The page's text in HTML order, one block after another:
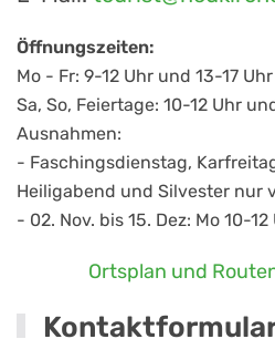
Öffnungszeiten:
Mo - Fr: 9-12 Uhr und 13-17 Uhr
Sa, So, Feiertage: 10-12 Uhr
Ausnahmen:
- Faschingsdienstag,
Heiligabend und Silvester nur
- 02. Nov. bis 15. Dez: Mo 10-
Ortsplan und